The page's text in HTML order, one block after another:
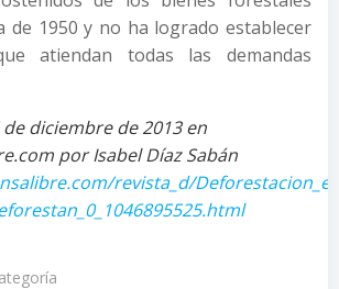
de 1950 y no ha logrado establecer
atiendan todas las demandas
diciembre de 2013 en
por Isabel Díaz Sabán
revista_d/